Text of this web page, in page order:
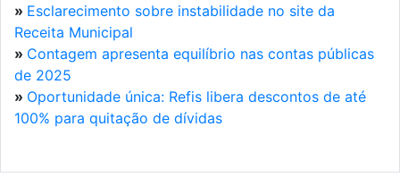
» Esclarecimento sobre instabilidade no site da
Receita Municipal
» Contagem apresenta equilíbrio nas contas públicas
de 2025
» Oportunidade única: Refis libera descontos de até
100% para quitação de dívidas